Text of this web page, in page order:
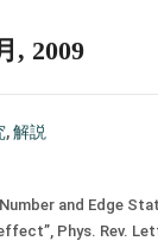
, 2009
,解説
Number and Edge
Phys. Rev.